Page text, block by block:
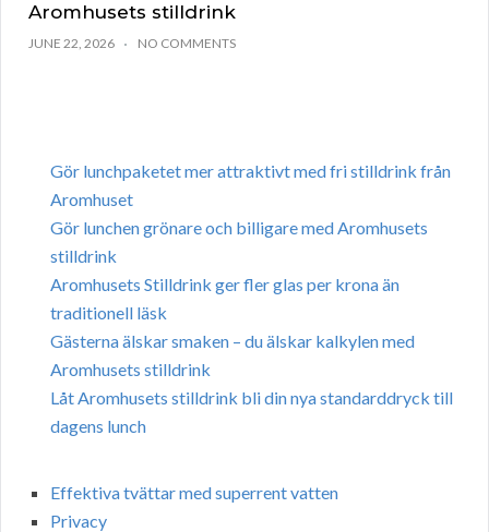
Aromhusets stilldrink
JUNE 22, 2026 NO COMMENTS
Gör lunchpaketet mer attraktivt med fri stilldrink från
Aromhuset
Gör lunchen grönare och billigare med Aromhusets
stilldrink
Aromhusets Stilldrink ger fler glas per krona än
traditionell läsk
Gästerna älskar smaken – du älskar kalkylen med
Aromhusets stilldrink
Låt Aromhusets stilldrink bli din nya standarddryck till
dagens lunch
Effektiva tvättar med superrent vatten
Privacy